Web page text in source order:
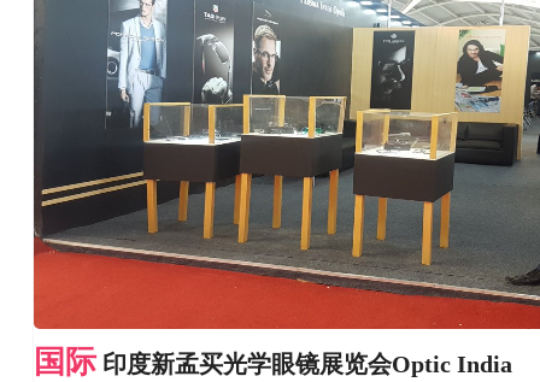
国际 印度新孟买光学眼镜展览会Optic India